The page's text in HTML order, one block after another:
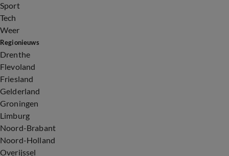
Sport
Tech
Weer
Regionieuws
Drenthe
Flevoland
Friesland
Gelderland
Groningen
Limburg
Noord-Brabant
Noord-Holland
Overijssel